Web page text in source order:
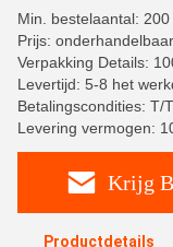
Min. bestelaantal:
Prijs: onderhandelbaar
Verpakking Details:
Levertijd: 5-8 het
Betalingscondities: T/
Levering vermogen:
Krijg
Productdetails